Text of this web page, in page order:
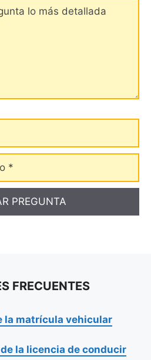
FRECUENTES
la matrícula vehicular
la licencia de conducir